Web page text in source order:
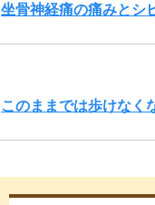
坐骨神経痛の痛みとシ
このままでは歩けなく